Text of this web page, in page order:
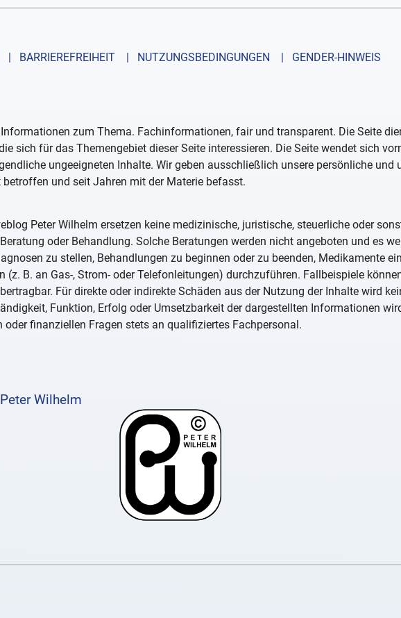
| BARRIEREFREIHEIT | NUTZUNGSBEDINGUNGEN | GENDER-HINWEIS
zum Thema. Fachinformationen, fair und transparent. Die Seite
sich für das Themengebiet dieser Seite interessieren. Die Seite wendet sich
ungeeigneten Inhalte. Wir geben ausschließlich unsere persönliche und
und seit Jahren mit der Materie befasst.
Peter Wilhelm ersetzen keine medizinische, juristische, steuerliche oder
oder Behandlung. Solche Beratungen werden nicht angeboten und es
zu stellen, Behandlungen zu beginnen oder zu beenden, Medikamente
B. an Gas-, Strom- oder Telefonleitungen) durchzuführen. Fallbeispiele
Für direkte oder indirekte Schäden aus der Nutzung der Inhalte wird
Funktion, Erfolg oder Umsetzbarkeit der dargestellten Informationen
finanziellen Fragen stets an qualifiziertes Fachpersonal.
Wilhelm